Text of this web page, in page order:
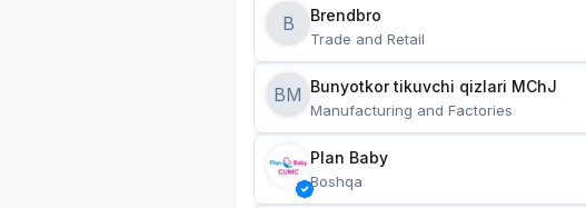
B Brendbro
Trade and Retail
BM
Manufacturing and Factories
Plan Baby
Boshqa